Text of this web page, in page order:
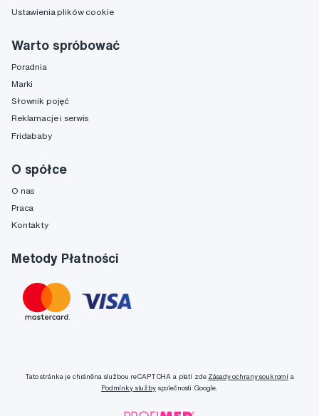
Ustawienia plików cookie
Warto spróbować
Poradnia
Marki
Słownik pojęć
Reklamacje i serwis
Fridababy
O spółce
O nas
Praca
Kontakty
Metody Płatności
Tato stránka je chráněna službou reCAPTCHA a platí zde Zásady ochrany soukromí a
Podmínky službyspolečnosti Google.